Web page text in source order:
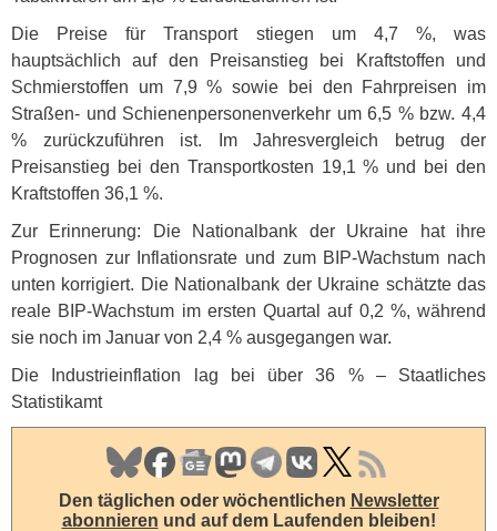
Die Preise für Transport stiegen um 4,7 %, was
hauptsächlich auf den Preisanstieg bei Kraftstoffen und
Schmierstoffen um 7,9 % sowie bei den Fahrpreisen im
Straßen- und Schienenpersonenverkehr um 6,5 % bzw. 4,4
% zurückzuführen ist. Im Jahresvergleich betrug der
Preisanstieg bei den Transportkosten 19,1 % und bei den
Kraftstoffen 36,1 %.
Zur Erinnerung: Die Nationalbank der Ukraine hat ihre
Prognosen zur Inflationsrate und zum BIP-Wachstum nach
unten korrigiert. Die Nationalbank der Ukraine schätzte das
reale BIP-Wachstum im ersten Quartal auf 0,2 %, während
sie noch im Januar von 2,4 % ausgegangen war.
Die Industrieinflation lag bei über 36 % – Staatliches
Statistikamt
Den täglichen oder wöchentlichen Newsletter
abonnieren und auf dem Laufenden bleiben!